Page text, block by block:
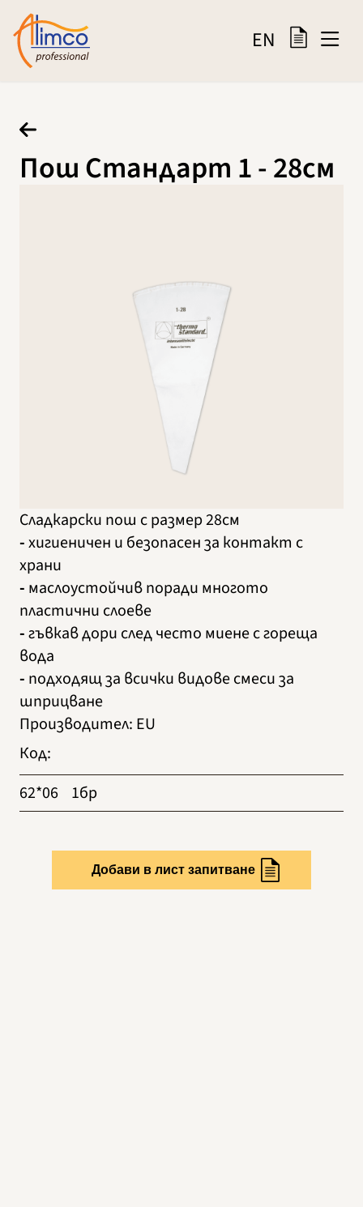
EN
Пош Стандарт 1 - 28см
Сладкарски пош с размер 28см
-хигиеничен и безопасен за контакт с
храни
- маслоустойчив поради многото
пластични слоеве
-гъвкав дори след често миене с гореща
вода
- подходящ за всички видове смеси за
шприцване
Производител: EU
Код:
62*06
1бр
Добави в лист запитване